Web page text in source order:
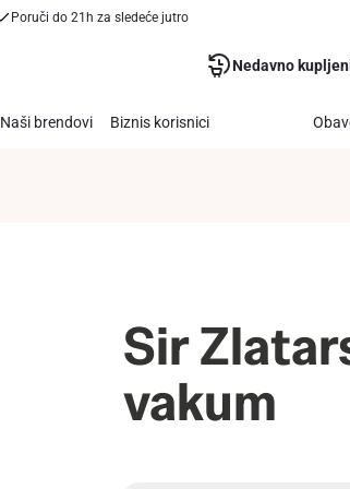
Poruči do 21h za sledeće jutro
Nedavno
Naši brendovi Biznis korisnici
Sir
vakum